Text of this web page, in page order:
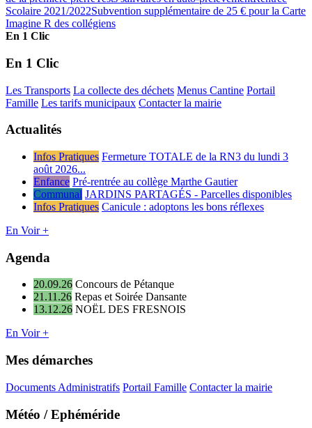
Scolaire 2021/2022Subvention supplémentaire de 25 € pour la Carte
Imagine R des collégiens
En 1 Clic
En 1 Clic
Les Transports La collecte des déchets Menus Cantine Portail
Famille Les tarifs municipaux Contacter la mairie
Actualités
Infos Pratiques Fermeture TOTALE de la RN3 du lundi 3
août 2026...
Enfance Pré-rentrée au collège Marthe Gautier
Communal JARDINS PARTAGÉS - Parcelles disponibles
Infos Pratiques Canicule : adoptons les bons réflexes
En Voir +
Agenda
20.09.26 Concours de Pétanque
21.11.26 Repas et Soirée Dansante
13.12.26 NOËL DES FRESNOIS
En Voir +
Mes démarches
Documents Administratifs Portail Famille Contacter la mairie
Météo / Ephéméride